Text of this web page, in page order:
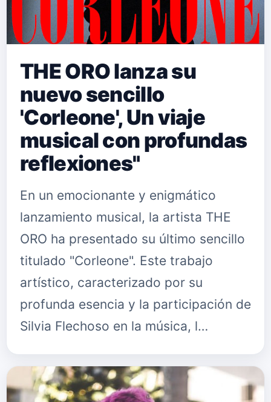
THE ORO lanza su
nuevo sencillo
'Corleone', Un viaje
musical con profundas
reflexiones"
En un emocionante y enigmático
lanzamiento musical, la artista THE
ORO ha presentado su último sencillo
titulado "Corleone". Este trabajo
artístico, caracterizado por su
profunda esencia y la participación de
Silvia Flechoso en la música, l…